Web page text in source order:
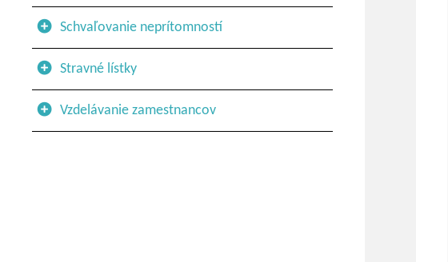
Schvaľovanie neprítomností
Stravné lístky
Vzdelávanie zamestnancov